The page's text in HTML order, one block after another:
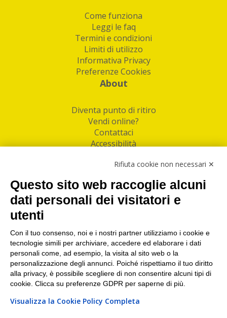
Come funziona
Leggi le faq
Termini e condizioni
Limiti di utilizzo
Informativa Privacy
Preferenze Cookies
About
Diventa punto di ritiro
Vendi online?
Contattaci
Accessibilità
Facebook
Linkedin
I nostri punti di ritiro e spedizione pacchi nelle
maggiori città italiane
Torino|Milano|Roma|Bologna|Firenze| Genova
Napoli|Varese
Rifiuta cookie non necessari ✕
Questo sito web raccoglie alcuni
dati personali dei visitatori e
utenti
Con il tuo consenso, noi e i nostri partner utilizziamo i cookie e
tecnologie simili per archiviare, accedere ed elaborare i dati
personali come, ad esempio, la visita al sito web o la
personalizzazione degli annunci. Poiché rispettiamo il tuo diritto
alla privacy, è possibile scegliere di non consentire alcuni tipi di
cookie. Clicca su preferenze GDPR per saperne di più.
Visualizza la Cookie Policy Completa